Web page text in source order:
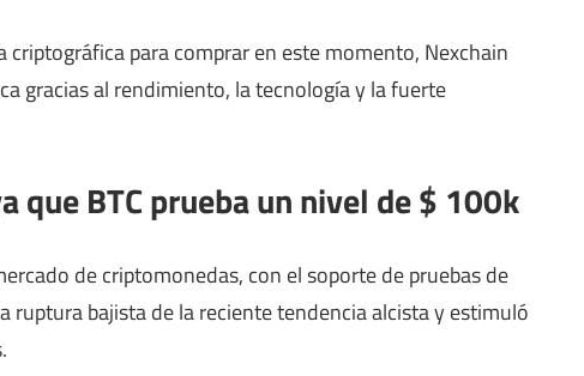
para comprar en este momento, Nexchain
gracias al rendimiento, la tecnología y la fuerte
que BTC prueba un nivel de $ 100k
de criptomonedas, con el soporte de pruebas de
ruptura bajista de la reciente tendencia alcista y estimuló